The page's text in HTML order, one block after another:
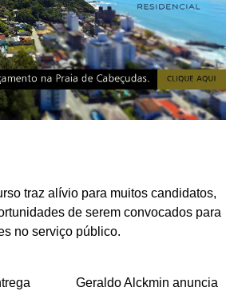
traz alívio para muitos candidatos,
de serem convocados para
no serviço público.
Geraldo Alckmin anuncia